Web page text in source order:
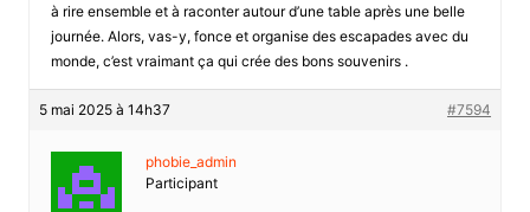
à rire ensemble et à raconter autour d’une table après une belle
journée. Alors, vas-y, fonce et organise des escapades avec du
monde, c’est vraimant ça qui crée des bons souvenirs .
5 mai 2025 à 14h37 #7594
phobie_admin
Participant